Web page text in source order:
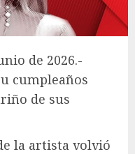
de 2026.-
cumpleaños
de sus
la artista volvió